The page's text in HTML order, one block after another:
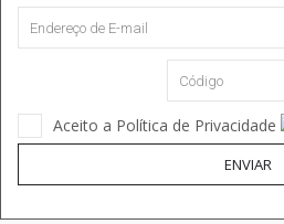
Aceito a Política de Privacidade
ENVIAR